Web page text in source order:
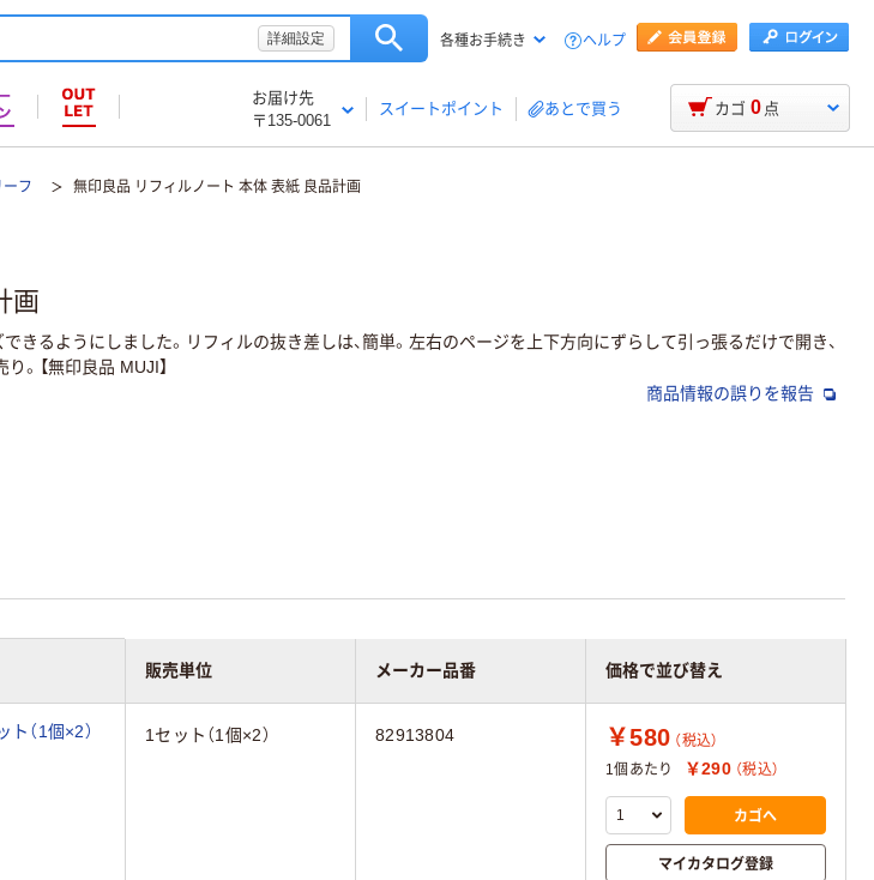
詳細設定 各種お手続き ヘルプ
お届け先
〒135-0061
スイートポイント あとで買う カゴ 0 点
フ 無印良品 リフィルノート 本体 表紙 良品計画
画
きるようにしました。リフィルの抜き差しは、簡単。左右のページを上下方向にずらして引っ張るだけで開き、
。【無印良品 MUJI】
商品情報の誤りを報告
販売単位 メーカー品番 価格で並び替え
（1個×2）
1セット（1個×2） 82913804 ￥580 （税込）
1個あたり
￥290 （税込）
カゴへ
マイカタログ登録